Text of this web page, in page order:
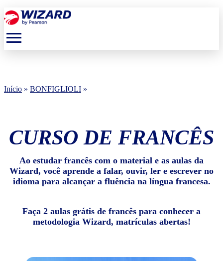
menu
Início » BONFIGLIOLI »
CURSO DE FRANCÊS
Ao estudar francês com o material e as aulas da
Wizard, você aprende a falar, ouvir, ler e escrever no
idioma para alcançar a fluência na língua francesa.
Faça 2 aulas grátis de francês para conhecer a
metodologia Wizard, matrículas abertas!